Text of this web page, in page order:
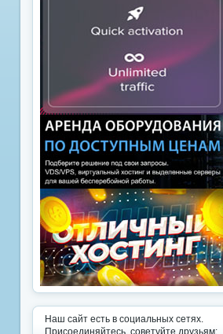
Наш сайт есть в социальных сетях.
Присоединяйтесь, советуйте друзьям: